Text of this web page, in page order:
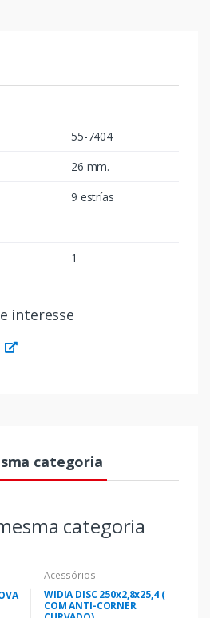
55-7404
26 mm.
9 estrías
1
interesse
categoria
categoria
Acessórios
WIDIA DISC 250x2,8x25,4 (
COM ANTI-CORNER